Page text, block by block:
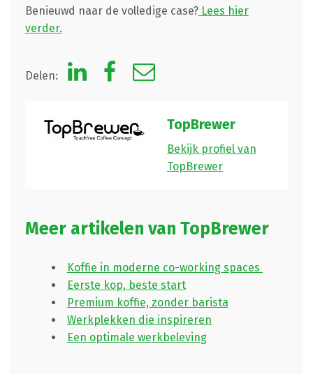
Benieuwd naar de volledige case?Lees hier
verder.
Delen:
TopBrewer
Bekijk profiel van
TopBrewer
Meer artikelen van TopBrewer
Koffie in moderne co-working spaces
Eerste kop, beste start
Premium koffie, zonder barista
Werkplekken die inspireren
Een optimale werkbeleving